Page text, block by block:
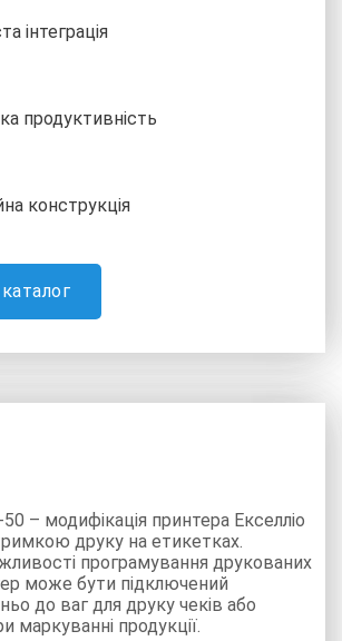
інтеграція
продуктивність
конструкція
– модифікація принтера Екселліо
друку на етикетках.
програмування друкованих
може бути підключений
до ваг для друку чеків або
маркуванні продукції.